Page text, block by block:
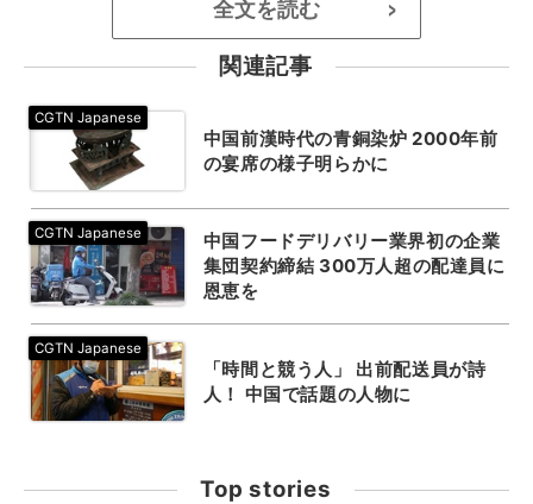
全文を読む >
関連記事
中国前漢時代の青銅染炉 2000年前
の宴席の様子明らかに
中国フードデリバリー業界初の企業
集団契約締結 300万人超の配達員に
恩恵を
「時間と競う人」 出前配送員が詩
人！ 中国で話題の人物に
Top stories